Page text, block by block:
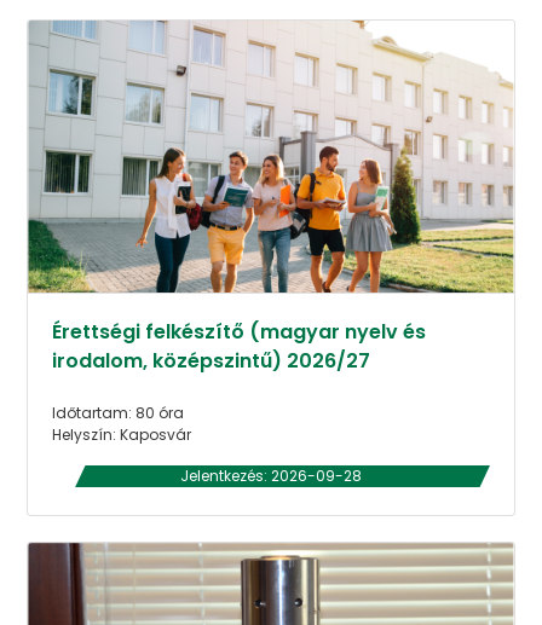
Érettségi felkészítő (magyar nyelv és
irodalom, középszintű) 2026/27
Időtartam: 80 óra
Helyszín: Kaposvár
Jelentkezés: 2026-09-28